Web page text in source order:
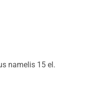
namelis 15 el.